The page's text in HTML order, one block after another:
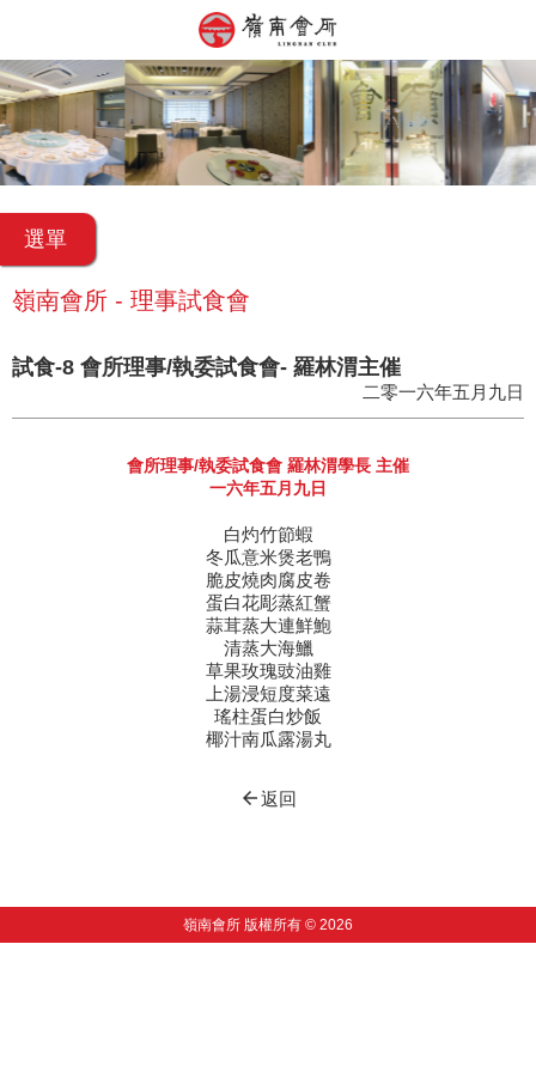
選單
嶺南會所 - 理事試食會
試食-8 會所理事/執委試食會- 羅林渭主催
二零一六年五月九日
會所理事/執委試食會 羅林渭學長 主催
一六年五月九日
白灼竹節蝦
冬瓜意米煲老鴨
脆皮燒肉腐皮卷
蛋白花彫蒸紅蟹
蒜茸蒸大連鮮鮑
清蒸大海鱲
草果玫瑰豉油雞
上湯浸短度菜遠
瑤柱蛋白炒飯
椰汁南瓜露湯丸
arrow_back返回
嶺南會所 版權所有 © 2026